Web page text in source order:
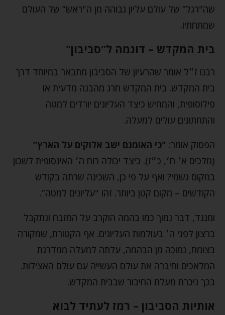
שה"רגל” של עולם עליון גבוהה מן ה"ראש” של העולם
שמתחתיו.
בית המקדש – דוגמה ל"סביבון"
רבנו ז״ל אומר שהרעיון של הסביבון מתבאר במיוחד דרך
בית המקדש. בית המקדש חרג מהבנה מדעית או
פילוסופית, והמחיש כיצד העליונים יורדים למטה
והתחתונים עולים למעלה.
הפסוק אומר: "כי האומנם ישב אלוקים על הארץ”
(מלכים א׳ ח׳, כ״ז). כיצד יכולה רוח ה׳ האינסופית לשכון
במקום גשמי? ואף על פי כן, השכינה שרתה בקודש
הקודשים – מקום קטן ביותר. זהו "עליונים למטה”.
ומנגד, דבר נמוך כמו בהמה הוקרב על המזבח ונתקבל
ברצון לפני ה׳ בעולמות העליונים. אף הקטורת, שמקורה
בצומח, נמוכה מן הבהמה, עלתה למעלה ממדרגת
המלאכים וחיברה את עולם העשייה עם עולם האצילות.
בכך ניכרת מעלת החיבור שבבית המקדש.
אותיות הסביבון – רמז לעתיד לבוא